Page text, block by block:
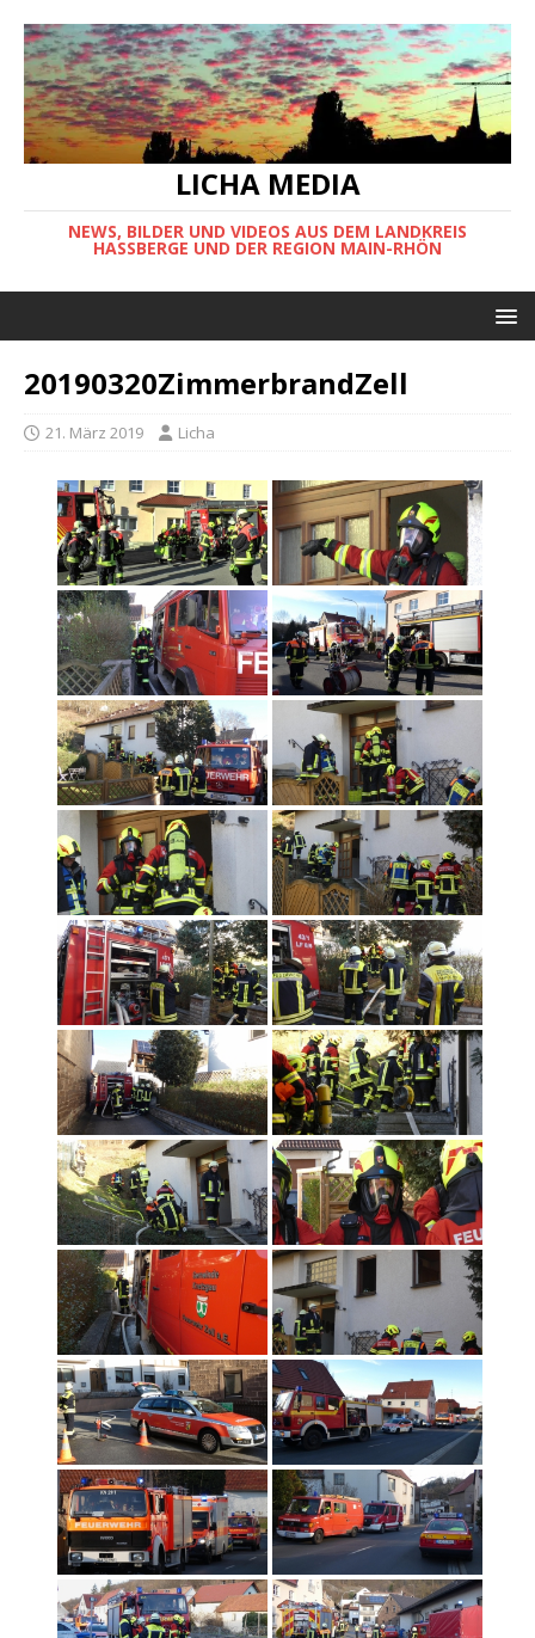
LICHA MEDIA
NEWS, BILDER UND VIDEOS AUS DEM LANDKREIS
HASSBERGE UND DER REGION MAIN-RHÖN
20190320ZimmerbrandZell
21. März 2019 Licha